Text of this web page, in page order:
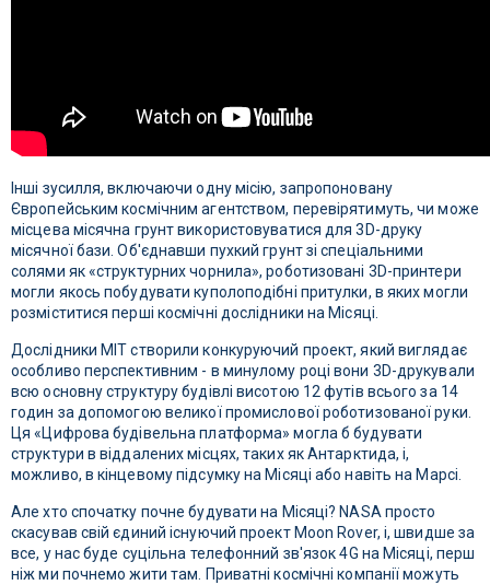
Інші зусилля, включаючи одну місію, запропоновану
Європейським космічним агентством, перевірятимуть, чи може
місцева місячна грунт використовуватися для 3D-друку
місячної бази. Об'єднавши пухкий грунт зі спеціальними
солями як «структурних чорнила», роботизовані 3D-принтери
могли якось побудувати куполоподібні притулки, в яких могли
розміститися перші космічні дослідники на Місяці.
Дослідники MIT створили конкуруючий проект, який виглядає
особливо перспективним - в минулому році вони 3D-друкували
всю основну структуру будівлі висотою 12 футів всього за 14
годин за допомогою великої промислової роботизованої руки.
Ця «Цифрова будівельна платформа» могла б будувати
структури в віддалених місцях, таких як Антарктида, і,
можливо, в кінцевому підсумку на Місяці або навіть на Марсі.
Але хто спочатку почне будувати на Місяці? NASA просто
скасував свій єдиний існуючий проект Moon Rover, і, швидше за
все, у нас буде суцільна телефонний зв'язок 4G на Місяці, перш
ніж ми почнемо жити там. Приватні космічні компанії можуть